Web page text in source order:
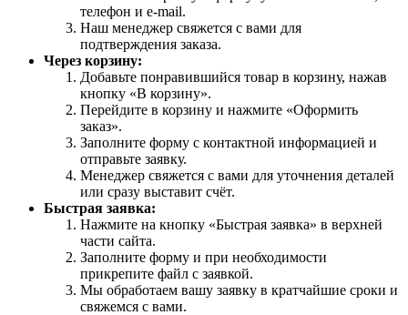
телефон и e-mail.
Наш менеджер свяжется с вами для
подтверждения заказа.
Через корзину:
Добавьте понравившийся товар в корзину, нажав
кнопку «В корзину».
Перейдите в корзину и нажмите «Оформить
заказ».
Заполните форму с контактной информацией и
отправьте заявку.
Менеджер свяжется с вами для уточнения деталей
или сразу выставит счёт.
Быстрая заявка:
Нажмите на кнопку «Быстрая заявка» в верхней
части сайта.
Заполните форму и при необходимости
прикрепите файл с заявкой.
Мы обработаем вашу заявку в кратчайшие сроки и
свяжемся с вами.